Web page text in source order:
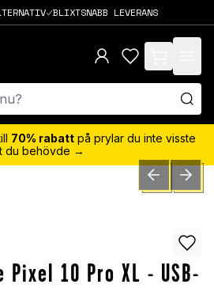
BLIXTSNABB LEVERANS
items in cart,
70% rabatt på prylar du inte visste
du behövde →
PREVIOUSNEXT
Pixel 10 Pro XL - USB-